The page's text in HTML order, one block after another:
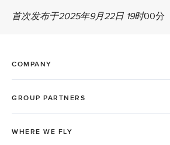
首次发布于2025年9月22日 19时00分